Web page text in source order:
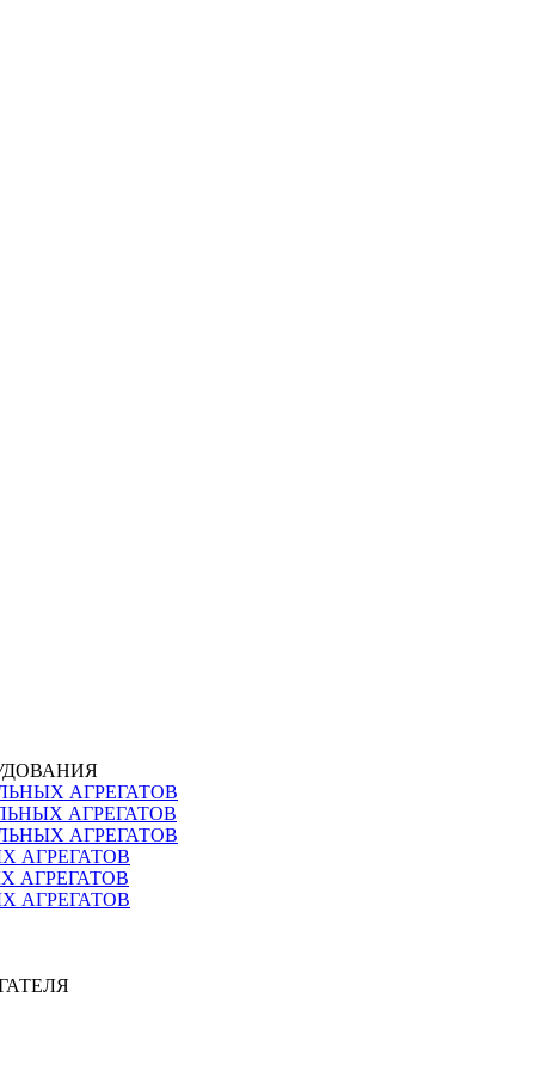
АГРЕГАТОВ
АГРЕГАТОВ
АГРЕГАТОВ
АГРЕГАТОВ
АГРЕГАТОВ
АГРЕГАТОВ